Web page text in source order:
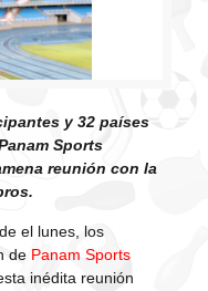
y 32 países
Sports
reunión con la
el lunes, los
de Panam Sports
inédita reunión